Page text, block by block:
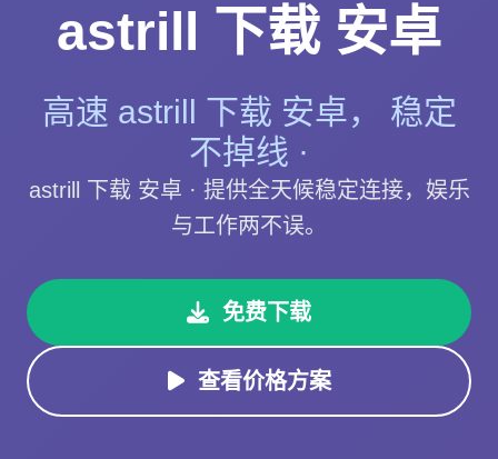
astrill 下载 安卓
高速 astrill 下载 安卓， 稳定
不掉线 ·
astrill 下载 安卓 · 提供全天候稳定连接，娱乐
与工作两不误。
免费下载
查看价格方案